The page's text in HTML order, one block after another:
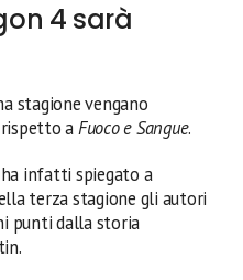
4 sarà
stagione vengano
aFuoco e Sangue.
infatti spiegato a
terza stagione gli autori
punti dalla storia